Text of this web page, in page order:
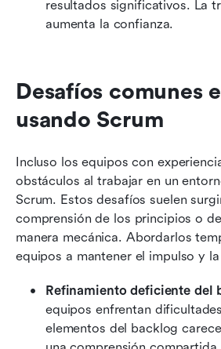
resultados significativos. La
aumenta la confianza.
Desafíos comunes
usando Scrum
Incluso los equipos con
obstáculos al trabajar en un
Scrum. Estos desafíos suelen
comprensión de los principios o
manera mecánica. Abordarlos
equipos a mantener el impulso y
Refinamiento deficiente del
equipos enfrentan
elementos del backlog